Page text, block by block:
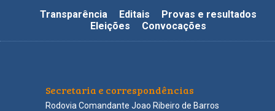
Transparência Editais
Provas e resultados
Eleições
Convocações
Secretaria e correspondências
Rodovia Comandante Joao Ribeiro de Barros